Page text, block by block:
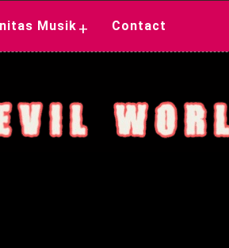
Musik + Contact